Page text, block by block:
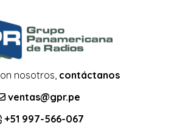
nosotros, contáctanos
ventas@gpr.pe
+51 997-566-067